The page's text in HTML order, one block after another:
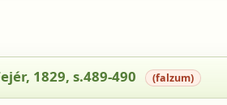
1829, s.489-490 (falzum)